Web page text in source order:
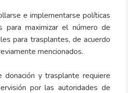
e implementarse políticas
para maximizar el número de
para trasplantes, de acuerdo
mencionados.
donación y trasplante requiere
por las autoridades de